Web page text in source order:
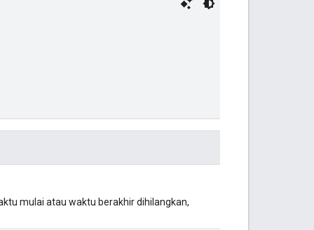
mulai atau waktu berakhir dihilangkan,